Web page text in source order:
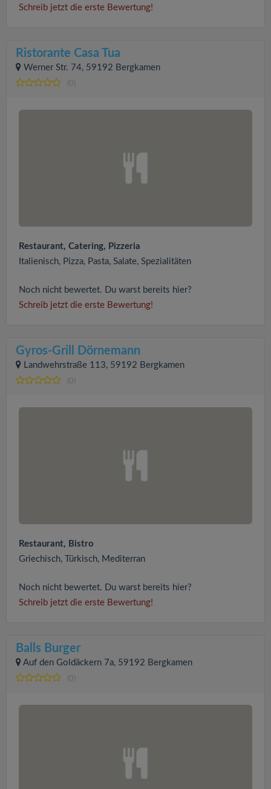
Schreib jetzt die erste Bewertung!
Ristorante Casa Tua
Werner Str. 74, 59192 Bergkamen
(0)
Restaurant, Catering, Pizzeria
Italienisch, Pizza, Pasta, Salate, Spezialitäten
Noch nicht bewertet. Du warst bereits hier?
Schreib jetzt die erste Bewertung!
Gyros-Grill Dörnemann
Landwehrstraße 113, 59192 Bergkamen
(0)
Restaurant, Bistro
Griechisch, Türkisch, Mediterran
Noch nicht bewertet. Du warst bereits hier?
Schreib jetzt die erste Bewertung!
Balls Burger
Auf den Goldäckern 7a, 59192 Bergkamen
(0)